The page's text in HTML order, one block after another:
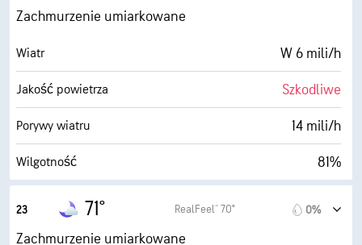
AccuLumen Brightness Index™
Zachmurzenie 47%
Widoczność 5 mili
Pułap chmur 30000 stopy
Zachmurzenie umiarkowane
Wiatr W 6 mili/h
Jakość powietrza Szkodliwe
Porywy wiatru 14 mili/h
Wilgotność 81%
Punkt rosy
AccuLumen Brightness Index™
23 71° RealFeel® 70° 0%
Zachmurzenie umiarkowane